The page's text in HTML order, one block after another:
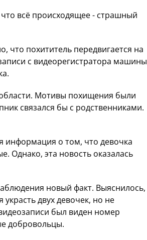
всё происходящее - страшный
что похититель передвигается на
с видеорегистратора машины
Мотивы похищения были
связался бы с родственниками.
информация о том, что девочка
Однако, эта новость оказалась
новый факт. Выяснилось,
двух девочек, но не
был виден номер
добровольцы.